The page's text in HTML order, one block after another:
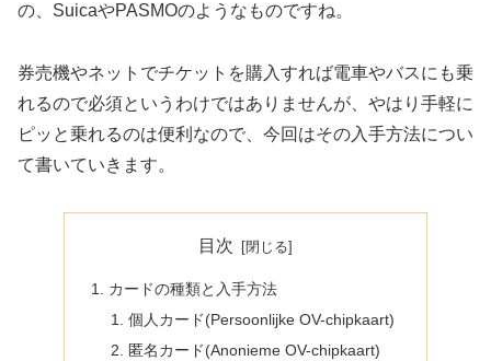
の、SuicaやPASMOのようなものですね。
券売機やネットでチケットを購入すれば電車やバスにも乗
れるので必須というわけではありませんが、やはり手軽に
ピッと乗れるのは便利なので、今回はその入手方法につい
て書いていきます。
目次
カードの種類と入手方法
個人カード(Persoonlijke OV-chipkaart)
匿名カード(Anonieme OV-chipkaart)